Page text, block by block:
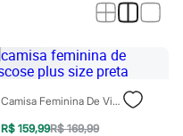
Camisa Feminina De Viscose Plus Size Preta
R$ 159,99R$ 169,99